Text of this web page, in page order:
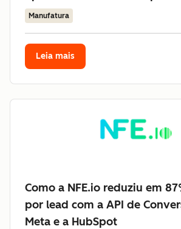
Manufatura
Leia mais
Como a NFE.io reduziu em
por lead com a API de
Meta e a HubSpot